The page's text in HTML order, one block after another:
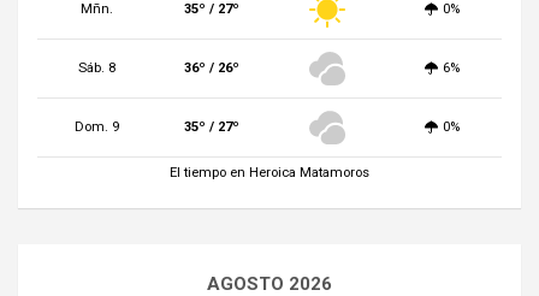
Mñn. 35º / 27º 0%
Sáb. 8 36º / 26º 6%
Dom. 9 35º / 27º 0%
El tiempo en Heroica Matamoros
AGOSTO 2026